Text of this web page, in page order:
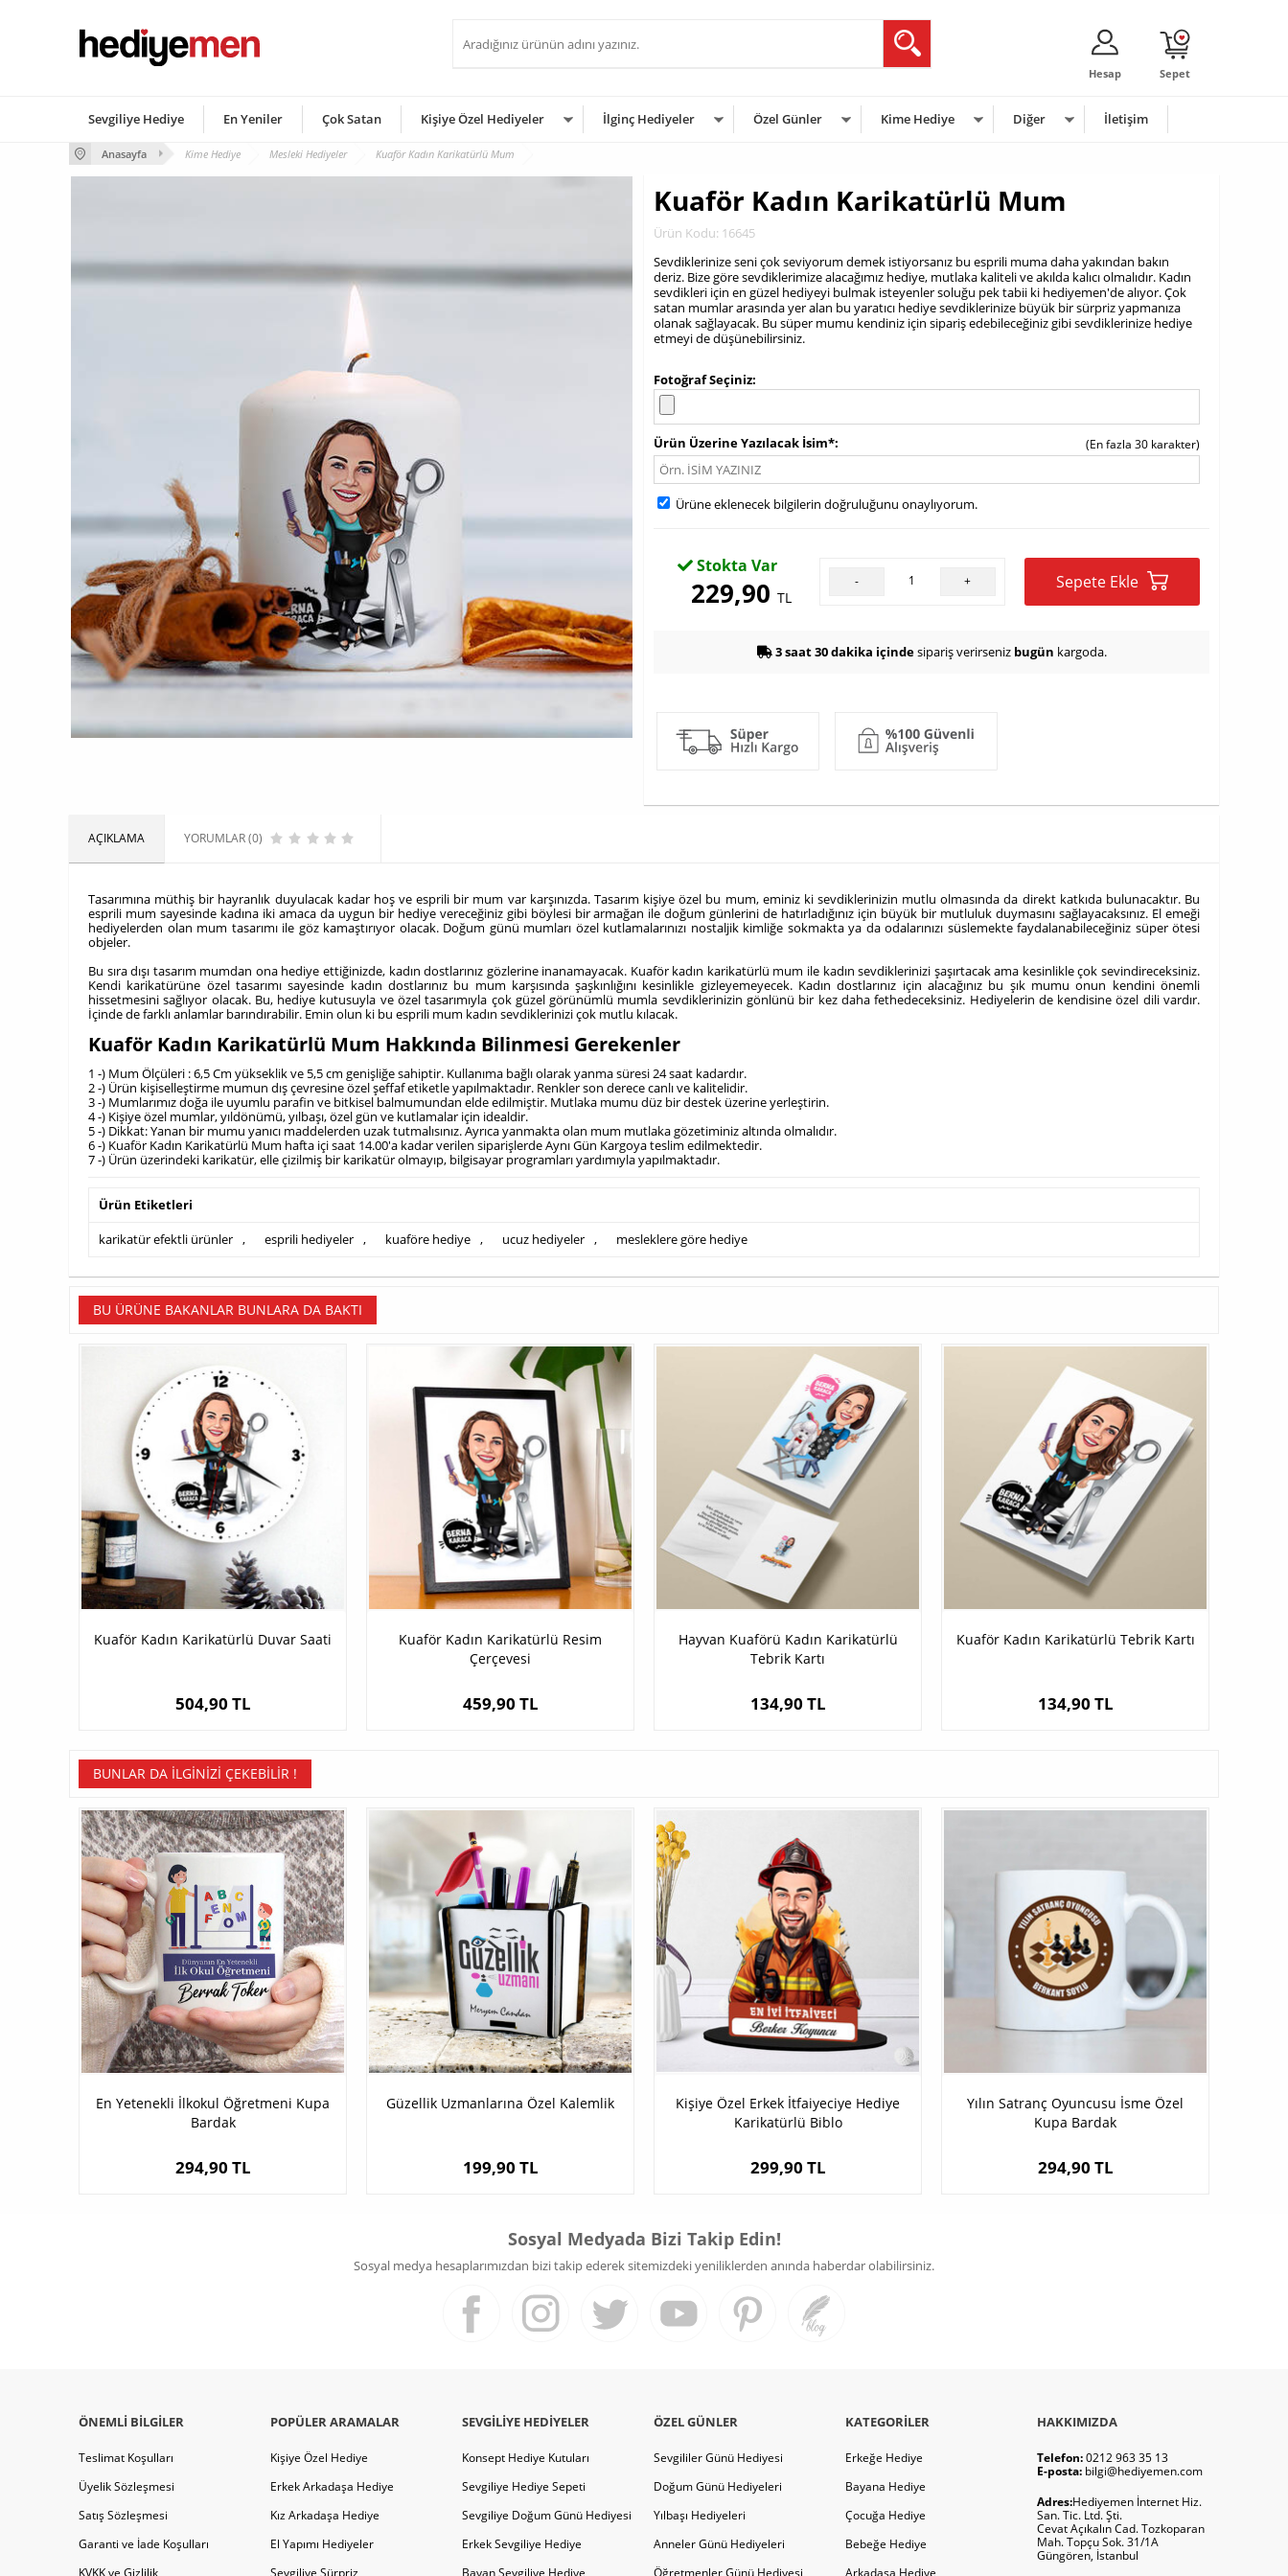
Sepet
Hesap
Sevgiliye Hediye En Yeniler Çok Satan Kişiye Özel Hediyeler İlginç Hediyeler Özel Günler Kime Hediye Diğer İletişim
Anasayfa Kime Hediye Mesleki Hediyeler Kuaför Kadın Karikatürlü Mum
Kuaför Kadın Karikatürlü Mum
Ürün Kodu: 16645
Sevdiklerinize seni çok seviyorum demek istiyorsanız bu esprili muma daha yakından bakın
deriz. Bize göre sevdiklerimize alacağımız hediye, mutlaka kaliteli ve akılda kalıcı olmalıdır. Kadın
sevdikleri için en güzel hediyeyi bulmak isteyenler soluğu pek tabii ki hediyemen'de alıyor. Çok
satan mumlar arasında yer alan bu yaratıcı hediye sevdiklerinize büyük bir sürpriz yapmanıza
olanak sağlayacak. Bu süper mumu kendiniz için sipariş edebileceğiniz gibi sevdiklerinize hediye
etmeyi de düşünebilirsiniz.
Fotoğraf Seçiniz
Ürün Üzerine Yazılacak İsim* (En fazla 30 karakter)
Ürüne eklenecek bilgilerin doğruluğunu onaylıyorum.
Stokta Var
229,90TL
- + Sepete Ekle
3 saat 30 dakika içindesipariş verirseniz bugün kargoda.
AÇIKLAMA YORUMLAR (0)
Tasarımına müthiş bir hayranlık duyulacak kadar hoş ve esprili bir mum var karşınızda. Tasarım kişiye özel bu mum, eminiz ki sevdiklerinizin mutlu olmasında da direkt katkıda bulunacaktır. Bu
esprili mum sayesinde kadına iki amaca da uygun bir hediye vereceğiniz gibi böylesi bir armağan ile doğum günlerini de hatırladığınız için büyük bir mutluluk duymasını sağlayacaksınız. El emeği
hediyelerden olan mum tasarımı ile göz kamaştırıyor olacak. Doğum günü mumları özel kutlamalarınızı nostaljik kimliğe sokmakta ya da odalarınızı süslemekte faydalanabileceğiniz süper ötesi
objeler.
Bu sıra dışı tasarım mumdan ona hediye ettiğinizde, kadın dostlarınız gözlerine inanamayacak. Kuaför kadın karikatürlü mum ile kadın sevdiklerinizi şaşırtacak ama kesinlikle çok sevindireceksiniz.
Kendi karikatürüne özel tasarımı sayesinde kadın dostlarınız bu mum karşısında şaşkınlığını kesinlikle gizleyemeyecek. Kadın dostlarınız için alacağınız bu şık mumu onun kendini önemli
hissetmesini sağlıyor olacak. Bu, hediye kutusuyla ve özel tasarımıyla çok güzel görünümlü mumla sevdiklerinizin gönlünü bir kez daha fethedeceksiniz. Hediyelerin de kendisine özel dili vardır.
İçinde de farklı anlamlar barındırabilir. Emin olun ki bu esprili mum kadın sevdiklerinizi çok mutlu kılacak.
Kuaför Kadın Karikatürlü Mum Hakkında Bilinmesi Gerekenler
1 -) Mum Ölçüleri : 6,5 Cm yükseklik ve 5,5 cm genişliğe sahiptir. Kullanıma bağlı olarak yanma süresi 24 saat kadardır.
2 -) Ürün kişiselleştirme mumun dış çevresine özel şeffaf etiketle yapılmaktadır. Renkler son derece canlı ve kalitelidir.
3 -) Mumlarımız doğa ile uyumlu parafin ve bitkisel balmumundan elde edilmiştir. Mutlaka mumu düz bir destek üzerine yerleştirin.
4 -) Kişiye özel mumlar, yıldönümü, yılbaşı, özel gün ve kutlamalar için idealdir.
5 -) Dikkat: Yanan bir mumu yanıcı maddelerden uzak tutmalısınız. Ayrıca yanmakta olan mum mutlaka gözetiminiz altında olmalıdır.
6 -) Kuaför Kadın Karikatürlü Mum hafta içi saat 14.00'a kadar verilen siparişlerde Aynı Gün Kargoya teslim edilmektedir.
7 -) Ürün üzerindeki karikatür, elle çizilmiş bir karikatür olmayıp, bilgisayar programları yardımıyla yapılmaktadır.
Ürün Etiketleri
karikatür efektli ürünler , esprili hediyeler , kuaföre hediye , ucuz hediyeler , mesleklere göre hediye
BU ÜRÜNE BAKANLAR BUNLARA DA BAKTI
Kuaför Kadın Karikatürlü Duvar Saati
504,90 TL
Kuaför Kadın Karikatürlü Resim
Çerçevesi
459,90 TL
Hayvan Kuaförü Kadın Karikatürlü
Tebrik Kartı
134,90 TL
Kuaför Kadın Karikatürlü Tebrik Kartı
134,90 TL
BUNLAR DA İLGINIZI ÇEKEBILIR !
En Yetenekli İlkokul Öğretmeni Kupa
Bardak
294,90 TL
Güzellik Uzmanlarına Özel Kalemlik
199,90 TL
Kişiye Özel Erkek İtfaiyeciye Hediye
Karikatürlü Biblo
299,90 TL
Yılın Satranç Oyuncusu İsme Özel
Kupa Bardak
294,90 TL
Sosyal Medyada Bizi Takip Edin!
Sosyal medya hesaplarımızdan bizi takip ederek sitemizdeki yeniliklerden anında haberdar olabilirsiniz.
ÖNEMLI BILGILER
Teslimat Koşulları
Üyelik Sözleşmesi
Satış Sözleşmesi
Garanti ve İade Koşulları
POPÜLER ARAMALAR
Kişiye Özel Hediye
Erkek Arkadaşa Hediye
Kız Arkadaşa Hediye
El Yapımı Hediyeler
SEVGILIYE HEDIYELER
Konsept Hediye Kutuları
Sevgiliye Hediye Sepeti
Sevgiliye Doğum Günü Hediyesi
Erkek Sevgiliye Hediye
ÖZEL GÜNLER
Sevgililer Günü Hediyesi
Doğum Günü Hediyeleri
Yılbaşı Hediyeleri
Anneler Günü Hediyeleri
KATEGORILER
Erkeğe Hediye
Bayana Hediye
Çocuğa Hediye
Bebeğe Hediye
HAKKIMIZDA
Telefon:0212 963 35 13
E-posta: bilgi@hediyemen.com
Adres:Hediyemen İnternet Hiz.
San. Tic. Ltd. Şti.
Cevat Açıkalın Cad. Tozkoparan
Mah. Topçu Sok. 31/1A
Güngören, İstanbul